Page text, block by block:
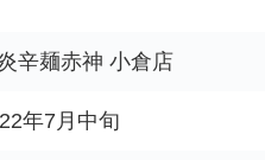
辛麺赤神 小倉店
年7月中旬